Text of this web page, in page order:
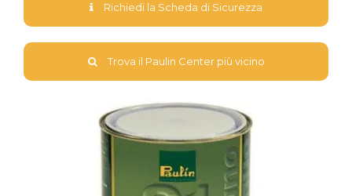
Richiedi la Scheda di Sicurezza
Trova il Paulin Center più vicino